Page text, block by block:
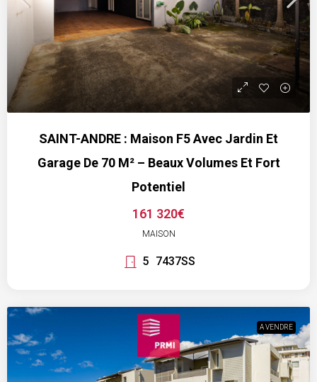
SAINT-ANDRE : Maison F5 Avec Jardin Et
Garage De 70 M² – Beaux Volumes Et Fort
Potentiel
161 320€
MAISON
5 7437SS
A VENDRE